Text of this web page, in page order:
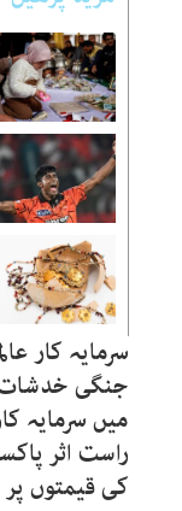
سرمایہ کار
جنگی
میں سرمایہ
راست اثر
کی قیمتوں پر